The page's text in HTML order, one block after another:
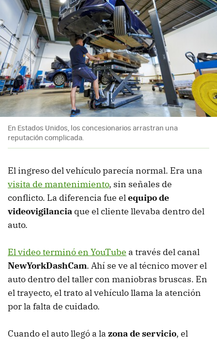
En Estados Unidos, los concesionarios arrastran una
reputación complicada.
El ingreso del vehículo parecía normal. Era una
visita de mantenimiento, sin señales de
conflicto. La diferencia fue elequipo de
videovigilancia que el cliente llevaba dentro del
auto.
El video terminó en YouTube a través del canal
NewYorkDashCam. Ahí se ve al técnico mover el
auto dentro del taller con maniobras bruscas. En
el trayecto, el trato al vehículo llama la atención
por la falta de cuidado.
Cuando el auto llegó a la zona de servicio, el